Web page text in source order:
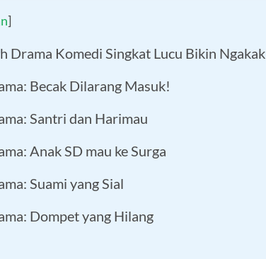
]
Drama Komedi Singkat Lucu Bikin Ngakak
Becak Dilarang Masuk!
Santri dan Harimau
Anak SD mau ke Surga
Suami yang Sial
Dompet yang Hilang